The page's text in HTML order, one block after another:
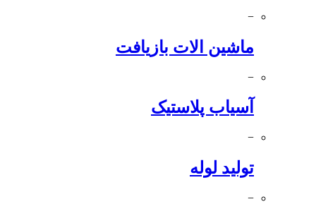
−
ماشین الات بازیافت
−
آسیاب پلاستیک
−
تولید لوله
−